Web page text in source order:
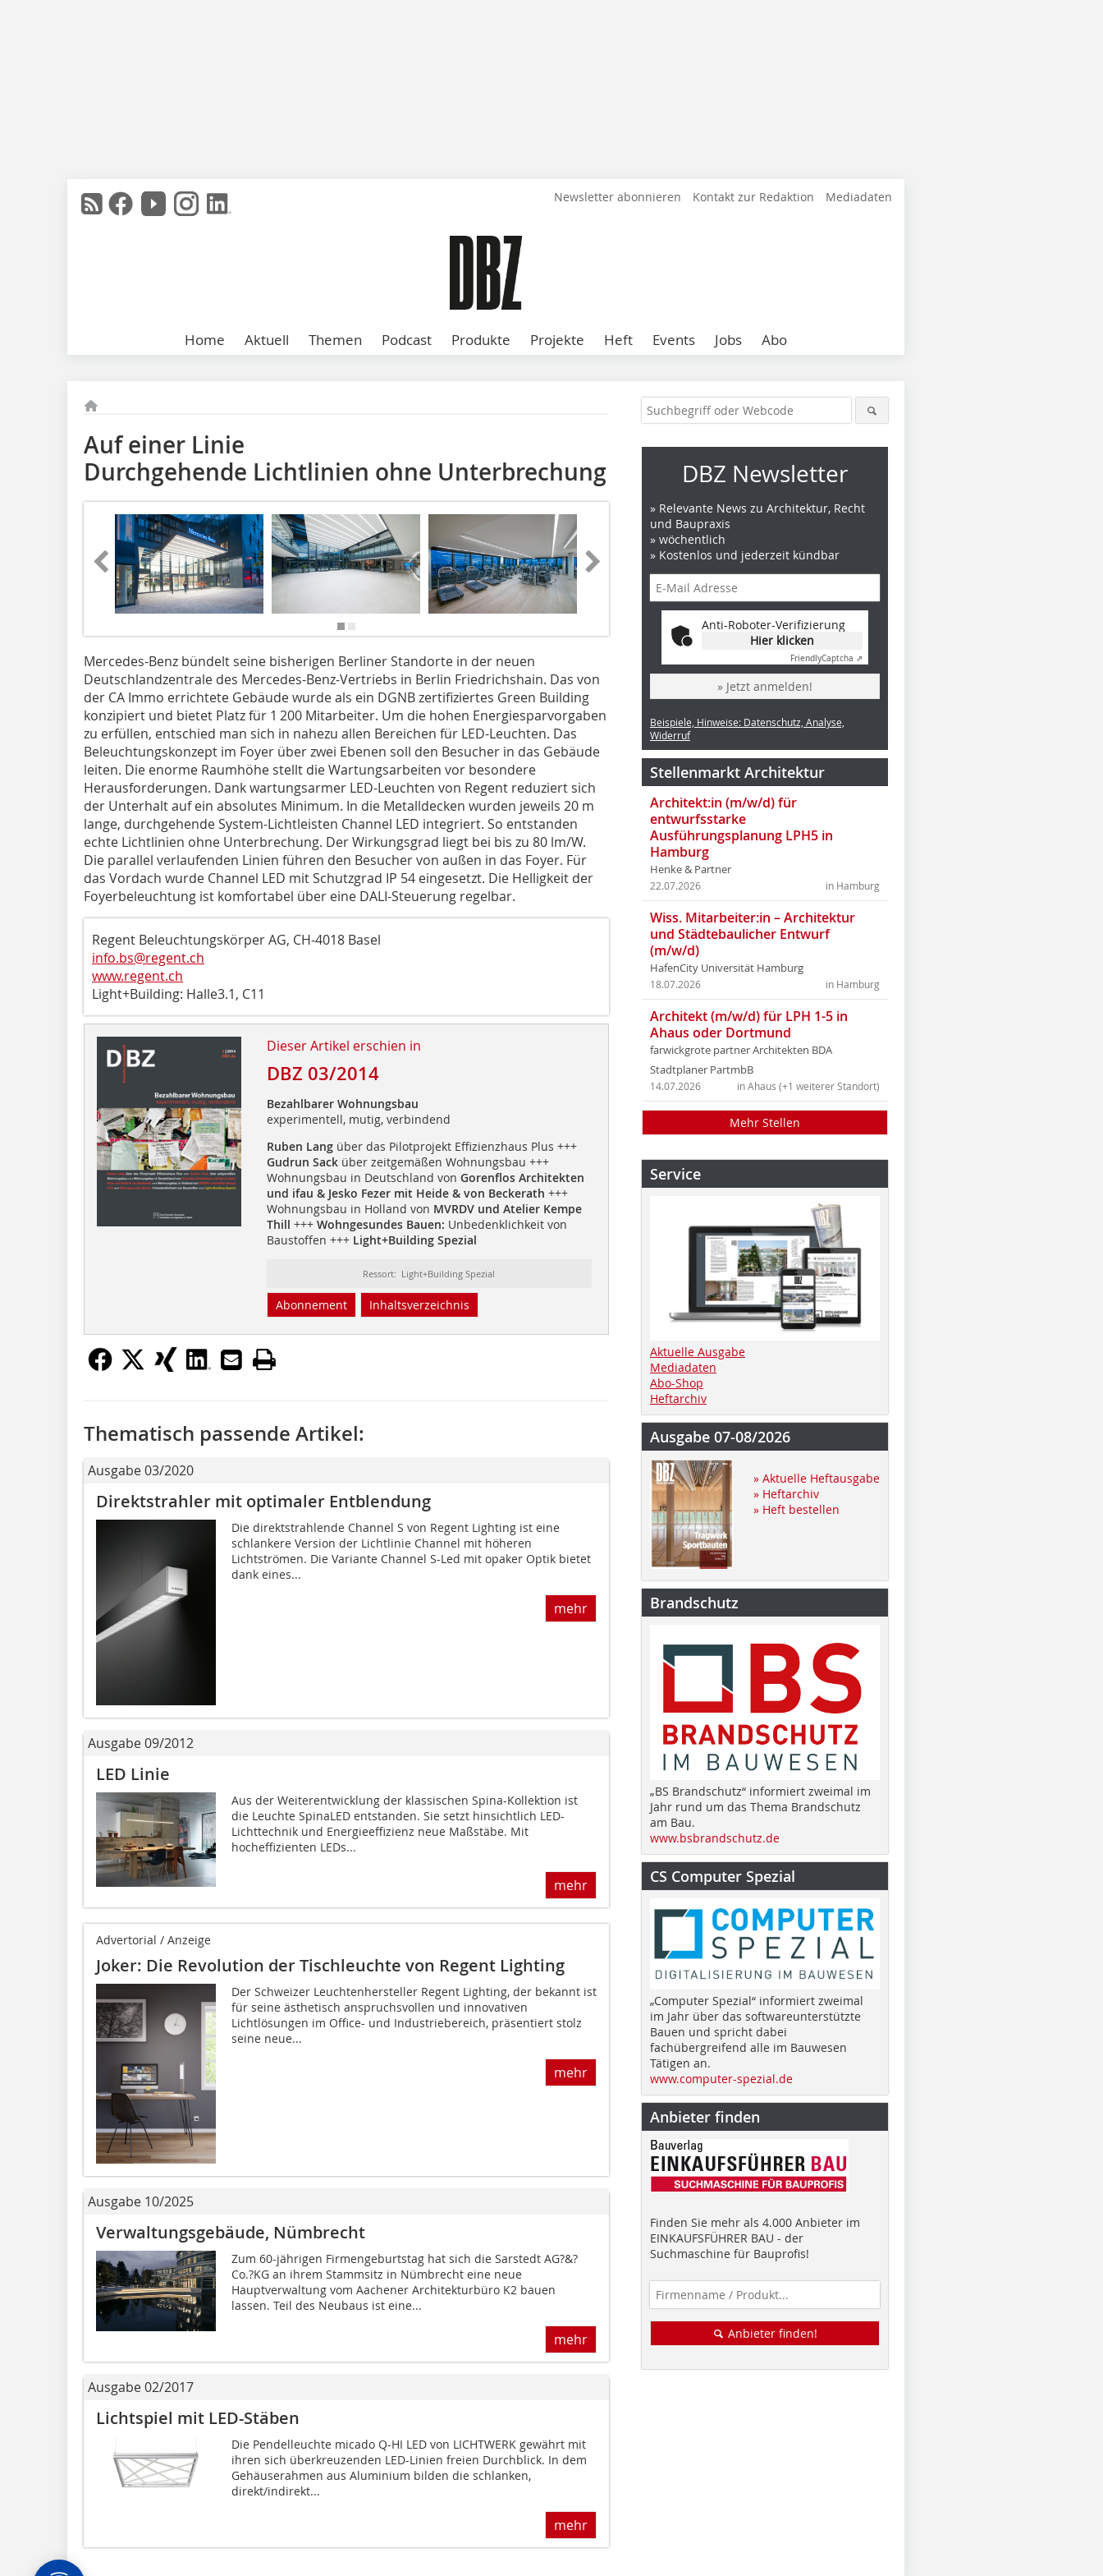
Newsletter abonnieren Kontakt zur Redaktion Mediadaten
Home Aktuell Themen Podcast Produkte Projekte Heft Events Jobs Abo
Auf einer Linie
Durchgehende Lichtlinien ohne Unterbrechung
Mercedes-Benz bündelt seine bisherigen Berliner Standorte in der neuen
Deutschlandzentrale des Mercedes-Benz-Vertriebs in Berlin Friedrichshain. Das von
der CA Immo errichtete Gebäude wurde als ein DGNB zertifiziertes Green Building
konzipiert und bietet Platz für 1 200 Mitarbeiter. Um die hohen Energiesparvorgaben
zu erfüllen, entschied man sich in nahezu allen Bereichen für LED-Leuchten. Das
Beleuchtungskonzept im Foyer über zwei Ebenen soll den Besucher in das Gebäude
leiten. Die enorme Raumhöhe stellt die Wartungsarbeiten vor besondere
Herausforderungen. Dank wartungsarmer LED-Leuchten von Regent reduziert sich
der Unterhalt auf ein absolutes Minimum. In die Metalldecken wurden jeweils 20 m
lange, durchgehende System-Lichtleisten Channel LED integriert. So entstanden
echte Lichtlinien ohne Unterbrechung. Der Wirkungsgrad liegt bei bis zu 80 lm/W.
Die parallel verlaufenden Linien führen den Besucher von außen in das Foyer. Für
das Vordach wurde Channel LED mit Schutzgrad IP 54 eingesetzt. Die Helligkeit der
Foyerbeleuchtung ist komfortabel über eine DALI-Steuerung regelbar.
Regent Beleuchtungskörper AG, CH‑4018 Basel
info.bs@regent.ch
www.regent.ch
Light+Building: Halle3.1, C11
Dieser Artikel erschien in
DBZ 03/2014
Bezahlbarer Wohnungsbau
experimentell, mutig, verbindend
Ruben Langüber das Pilotprojekt Effizienzhaus Plus +++
Gudrun Sacküber zeitgemäßen Wohnungsbau +++
Wohnungsbau in Deutschland von Gorenflos Architekten
und ifau & Jesko Fezer mit Heide & von Beckerath +++
Wohnungsbau in Holland von MVRDV und Atelier Kempe
Thill +++ Wohngesundes Bauen: Unbedenklichkeit von
Baustoffen +++ Light+Building Spezial
Ressort: Light+Building Spezial
Abonnement Inhaltsverzeichnis
Thematisch passende Artikel:
Ausgabe 03/2020
Direktstrahler mit optimaler Entblendung
Die direktstrahlende Channel S von Regent Lighting ist eine
schlankere Version der Lichtlinie Channel mit höheren
Lichtströmen. Die Variante Channel S-Led mit opaker Optik bietet
dank eines...
mehr
Ausgabe 09/2012
LED Linie
Aus der Weiterentwicklung der klassischen Spina-Kollektion ist
die Leuchte SpinaLED entstanden. Sie setzt hinsichtlich LED-
Lichttechnik und Energieeffizienz neue Maßstäbe. Mit
hocheffizienten LEDs...
mehr
Advertorial / Anzeige
Joker: Die Revolution der Tischleuchte von Regent Lighting
Der Schweizer Leuchtenhersteller Regent Lighting, der bekannt ist
für seine ästhetisch anspruchsvollen und innovativen
Lichtlösungen im Office- und Industriebereich, präsentiert stolz
seine neue...
mehr
Ausgabe 10/2025
Verwaltungsgebäude, Nümbrecht
Zum 60-jährigen Firmengeburtstag hat sich die Sarstedt AG?&?
Co.?KG an ihrem Stammsitz in Nümbrecht eine neue
Hauptverwaltung vom Aachener Architekturbüro K2 bauen
lassen. Teil des Neubaus ist eine...
mehr
Ausgabe 02/2017
Lichtspiel mit LED-Stäben
Die Pendelleuchte micado Q-HI LED von LICHTWERK gewährt mit
ihren sich überkreuzenden LED-Linien freien Durchblick. In dem
Gehäuserahmen aus Aluminium bilden die schlanken,
direkt/indirekt...
mehr
DBZ Newsletter
» Relevante News zu Architektur, Recht
und Baupraxis
» wöchentlich
» Kostenlos und jederzeit kündbar
Anti-Roboter-Verifizierung
Hier klicken
FriendlyCaptcha ⇗
» Jetzt anmelden!
Beispiele, Hinweise: Datenschutz, Analyse,
Widerruf
Stellenmarkt Architektur
Architekt:in (m/w/d) für
entwurfsstarke
Ausführungsplanung LPH5 in
Hamburg
Henke & Partner
in Hamburg
22.07.2026
Wiss. Mitarbeiter:in – Architektur
und Städtebaulicher Entwurf
(m/w/d)
HafenCity Universität Hamburg
in Hamburg
18.07.2026
Architekt (m/w/d) für LPH 1-5 in
Ahaus oder Dortmund
farwickgrote partner Architekten BDA
Stadtplaner PartmbB
in Ahaus (+1 weiterer Standort)
14.07.2026
Mehr Stellen
Service
Aktuelle Ausgabe
Mediadaten
Abo-Shop
Heftarchiv
Ausgabe 07-08/2026
» Aktuelle Heftausgabe
» Heftarchiv
» Heft bestellen
Brandschutz
„BS Brandschutz“ informiert zweimal im
Jahr rund um das Thema Brandschutz
am Bau.
www.bsbrandschutz.de
CS Computer Spezial
„Computer Spezial“ informiert zweimal
im Jahr über das softwareunterstützte
Bauen und spricht dabei
fachübergreifend alle im Bauwesen
Tätigen an.
www.computer-spezial.de
Anbieter finden
Finden Sie mehr als 4.000 Anbieter im
EINKAUFSFÜHRER BAU - der
Suchmaschine für Bauprofis!
Anbieter finden!